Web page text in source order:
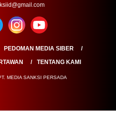
PEDOMAN MEDIA SIBER
TENTANG KAMI
MEDIA SANKSI PERSADA